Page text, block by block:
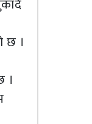
छ ।
।